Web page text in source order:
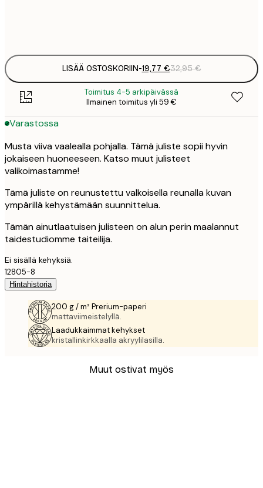
LISÄÄ OSTOSKORIIN-19,77 €32,95 €
Toimitus 4-5 arkipäivässä
Ilmainen toimitus yli 59 €
Varastossa
Musta viiva vaalealla pohjalla. Tämä juliste sopii hyvin
jokaiseen huoneeseen. Katso muut julisteet
valikoimastamme!
Tämä juliste on reunustettu valkoisella reunalla kuvan
ympärillä kehystämään suunnittelua.
Tämän ainutlaatuisen julisteen on alun perin maalannut
taidestudiomme taiteilija.
Ei sisällä kehyksiä.
12805-8
Hintahistoria
200 g / m² Prerium-paperi
mattaviimeistelyllä.
Laadukkaimmat kehykset
kristallinkirkkaalla akryylilasilla.
Muut ostivat myös